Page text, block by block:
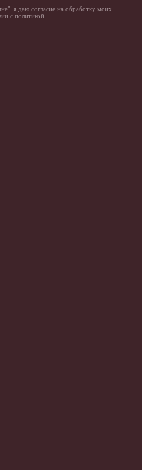
я даю согласие на обработку моих
с политикой